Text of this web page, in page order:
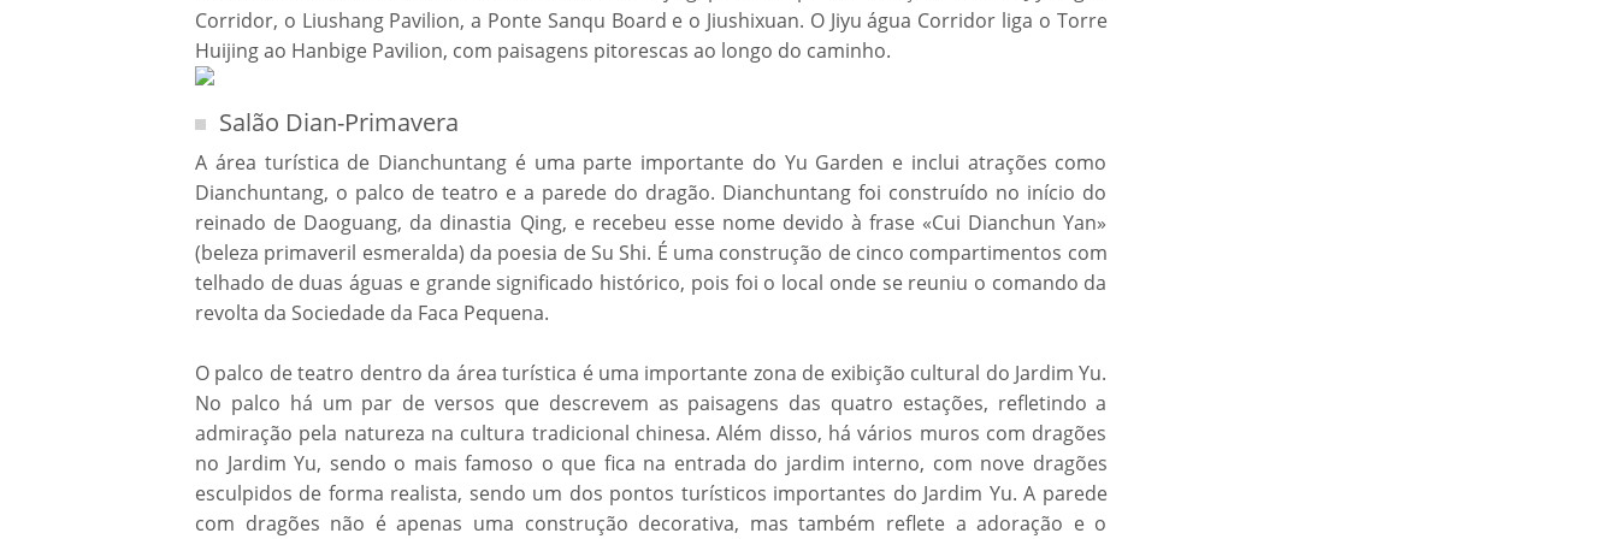
Corridor, o Liushang Pavilion, a Ponte Sanqu Board e o Jiushixuan. O Jiyu água Corridor liga o Torre
Huijing ao Hanbige Pavilion, com paisagens pitorescas ao longo do caminho.
Salão Dian-Primavera
A área turística de Dianchuntang é uma parte importante do Yu Garden e inclui atrações como
Dianchuntang, o palco de teatro e a parede do dragão. Dianchuntang foi construído no início do
reinado de Daoguang, da dinastia Qing, e recebeu esse nome devido à frase «Cui Dianchun Yan»
(beleza primaveril esmeralda) da poesia de Su Shi. É uma construção de cinco compartimentos com
telhado de duas águas e grande significado histórico, pois foi o local onde se reuniu o comando da
revolta da Sociedade da Faca Pequena.
O palco de teatro dentro da área turística é uma importante zona de exibição cultural do Jardim Yu.
No palco há um par de versos que descrevem as paisagens das quatro estações, refletindo a
admiração pela natureza na cultura tradicional chinesa. Além disso, há vários muros com dragões
no Jardim Yu, sendo o mais famoso o que fica na entrada do jardim interno, com nove dragões
esculpidos de forma realista, sendo um dos pontos turísticos importantes do Jardim Yu. A parede
com dragões não é apenas uma construção decorativa, mas também reflete a adoração e o